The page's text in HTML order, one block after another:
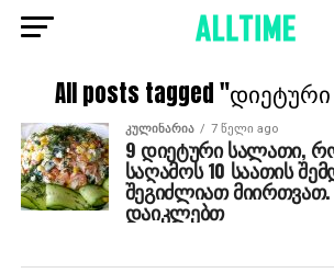
All posts tagged
ᲙᲣᲚᲘᲜᲐᲠᲘᲐ 7 წელი ago
9 დიეტური სალათი,
საღამოს 10 საათის
შეგიძლიათ მიირთვათ.
დაიკლებთ